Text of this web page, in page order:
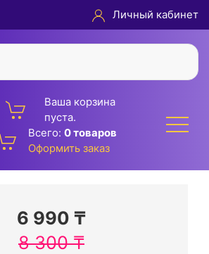
Личный кабинет
Ваша корзина
пуста.
Всего: 0 товаров
Оформить заказ
6 990 ₸
8 300₸